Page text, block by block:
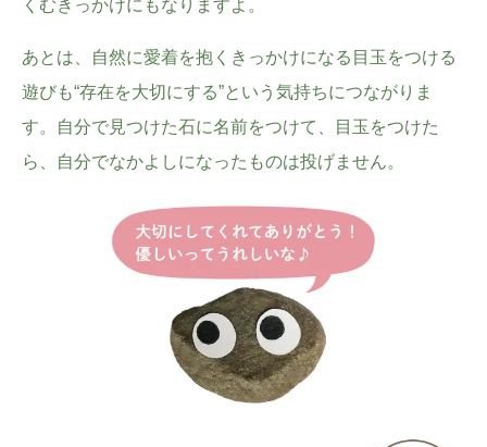
くむきっかけにもなりますよ。
あとは、自然に愛着を抱くきっかけになる目玉をつける
遊びも“存在を大切にする”という気持ちにつながりま
す。自分で見つけた石に名前をつけて、目玉をつけた
ら、自分でなかよしになったものは投げません。